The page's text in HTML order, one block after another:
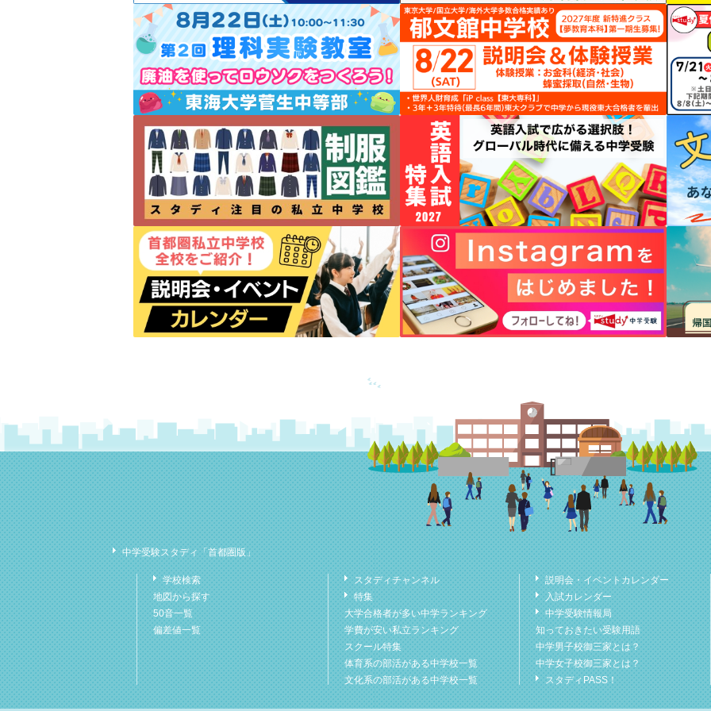
中学受験スタディ「首都圏版」
学校検索
地図から探す
50音一覧
偏差値一覧
スタディチャンネル
特集
大学合格者が多い中学ランキング
学費が安い私立ランキング
スクール特集
体育系の部活がある中学校一覧
文化系の部活がある中学校一覧
説明会・イベントカレンダー
入試カレンダー
中学受験情報局
知っておきたい受験用語
中学男子校御三家とは？
中学女子校御三家とは？
スタディPASS！